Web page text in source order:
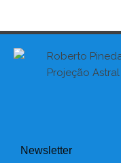
Newsletter